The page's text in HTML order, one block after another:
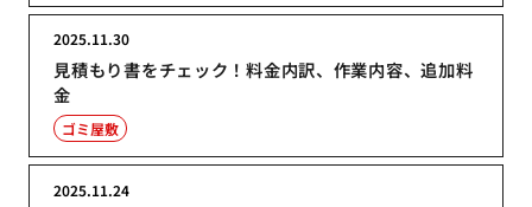
見積もり書をチェック！料金内訳、作業内容、追加料
金
2025.11.30
ゴミ屋敷
2025.11.24